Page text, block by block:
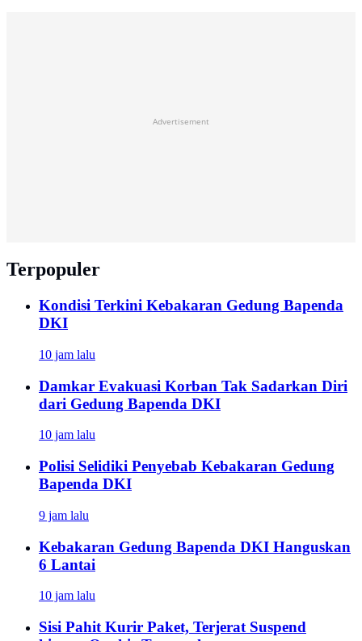
Advertisement
Terpopuler
Kondisi Terkini Kebakaran Gedung Bapenda
DKI
10 jam lalu
Damkar Evakuasi Korban Tak Sadarkan Diri
dari Gedung Bapenda DKI
10 jam lalu
Polisi Selidiki Penyebab Kebakaran Gedung
Bapenda DKI
9 jam lalu
Kebakaran Gedung Bapenda DKI Hanguskan
6 Lantai
10 jam lalu
Sisi Pahit Kurir Paket, Terjerat Suspend